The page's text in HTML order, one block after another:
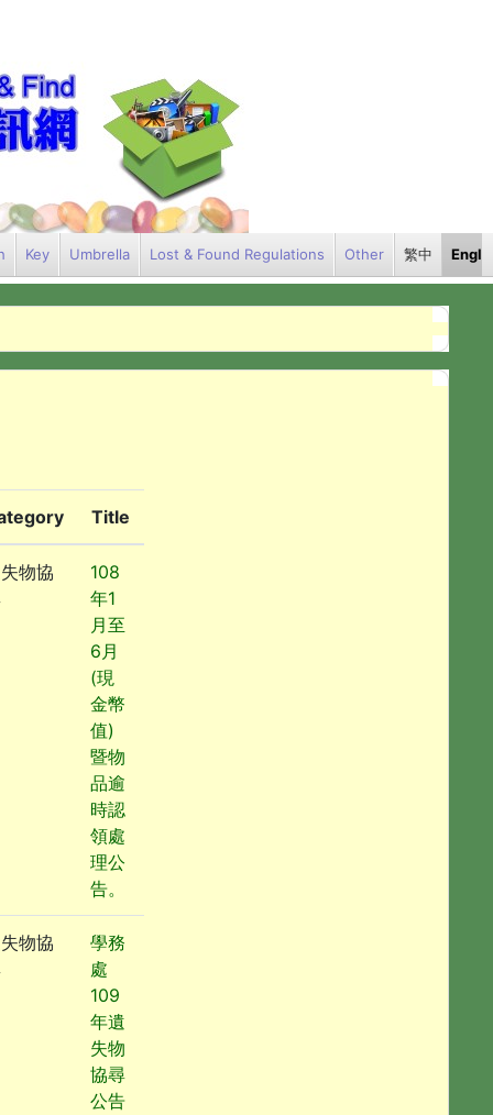
Key Umbrella Lost & Found Regulations Other 繁中
Title
物協
108
年1
月至
6月
(現
金幣
值)
暨物
品逾
時認
領處
理公
告。
物協
學務
處
109
年遺
失物
協尋
公告